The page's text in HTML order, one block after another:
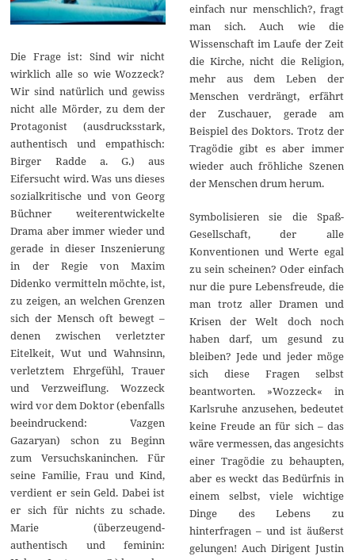
Die Frage ist: Sind wir nicht
wirklich alle so wie Wozzeck?
Wir sind natürlich und gewiss
nicht alle Mörder, zu dem der
Protagonist (ausdrucksstark,
authentisch und empathisch:
Birger Radde a. G.) aus
Eifersucht wird. Was uns dieses
sozialkritische und von Georg
Büchner weiterentwickelte
Drama aber immer wieder und
gerade in dieser Inszenierung
in der Regie von Maxim
Didenko vermitteln möchte, ist,
zu zeigen, an welchen Grenzen
sich der Mensch oft bewegt –
denen zwischen verletzter
Eitelkeit, Wut und Wahnsinn,
verletztem Ehrgefühl, Trauer
und Verzweiflung. Wozzeck
wird vor dem Doktor (ebenfalls
beeindruckend: Vazgen
Gazaryan) schon zu Beginn
zum Versuchskaninchen. Für
seine Familie, Frau und Kind,
verdient er sein Geld. Dabei ist
er sich für nichts zu schade.
Marie (überzeugend-
authentisch und feminin:
einfach nur menschlich?, fragt
man sich. Auch wie die
Wissenschaft im Laufe der Zeit
die Kirche, nicht die Religion,
mehr aus dem Leben der
Menschen verdrängt, erfährt
der Zuschauer, gerade am
Beispiel des Doktors. Trotz der
Tragödie gibt es aber immer
wieder auch fröhliche Szenen
der Menschen drum herum.
Symbolisieren sie die Spaß-
Gesellschaft, der alle
Konventionen und Werte egal
zu sein scheinen? Oder einfach
nur die pure Lebensfreude, die
man trotz aller Dramen und
Krisen der Welt doch noch
haben darf, um gesund zu
bleiben? Jede und jeder möge
sich diese Fragen selbst
beantworten. »Wozzeck« in
Karlsruhe anzusehen, bedeutet
keine Freude an für sich – das
wäre vermessen, das angesichts
einer Tragödie zu behaupten,
aber es weckt das Bedürfnis in
einem selbst, viele wichtige
Dinge des Lebens zu
hinterfragen – und ist äußerst
gelungen! Auch Dirigent Justin